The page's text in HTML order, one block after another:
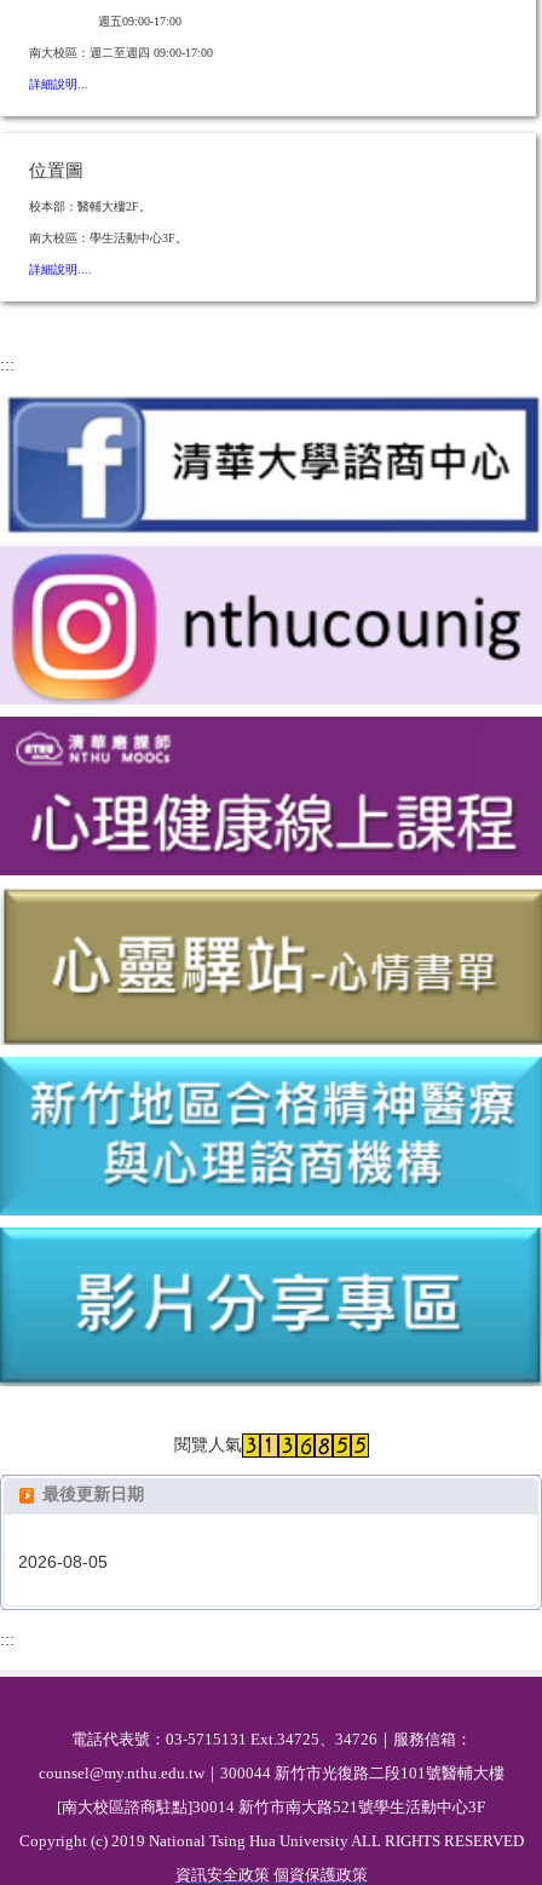
週五09:00-17:00
南大校區：週二至週四 09:00-17:00
詳細說明...
位置圖
校本部： 醫輔大樓2F。
南大校區： 學生活動中心3F。
詳細說明....
:::
閱覽人氣
最後更新日期
2026-08-05
:::
電話代表號：03-5715131 Ext.34725、34726｜服務信箱：
counsel@my.nthu.edu.tw｜300044 新竹市光復路二段101號醫輔大樓
[南大校區諮商駐點]30014 新竹市南大路521號學生活動中心3F
Copyright (c) 2019 National Tsing Hua University ALL RIGHTS RESERVED
資訊安全政策 個資保護政策